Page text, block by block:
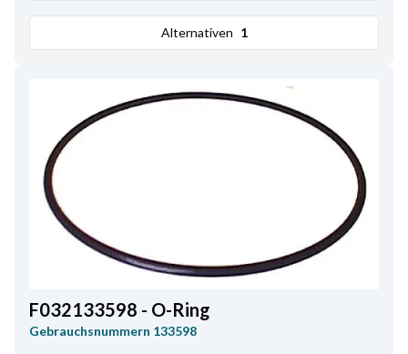
Alternativen 1
F032133598 - O-Ring
Gebrauchsnummern 133598